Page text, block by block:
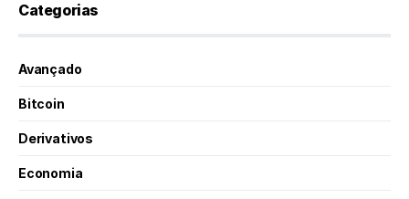
Categorias
Avançado
Bitcoin
Derivativos
Economia